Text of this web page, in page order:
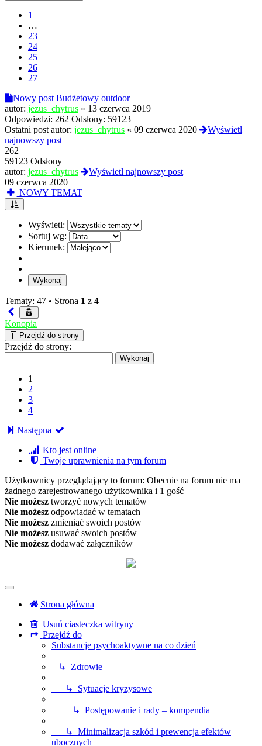
1
…
23
24
25
26
27
Nowy post Budżetowy outdoor
autor: jezus_chytrus » 13 czerwca 2019
Odpowiedzi: 262 Odsłony: 59123
Ostatni post autor: jezus_chytrus « 09 czerwca 2020
Wyświetl
najnowszy post
262
59123 Odsłony
autor: jezus_chytrus
Wyświetl najnowszy post
09 czerwca 2020
NOWY TEMAT
Wyświetl:
Sortuj wg:
Kierunek:
Tematy: 47 • Strona 1 z 4
Konopia
Przejdź do strony
Przejdź do strony:
1
2
3
4
Następna
Kto jest online
Twoje uprawnienia na tym forum
Użytkownicy przeglądający to forum: Obecnie na forum nie ma
żadnego zarejestrowanego użytkownika i 1 gość
Nie możesz tworzyć nowych tematów
Nie możesz odpowiadać w tematach
Nie możesz zmieniać swoich postów
Nie możesz usuwać swoich postów
Nie możesz dodawać załączników
Strona główna
Usuń ciasteczka witryny
Przejdź do
Substancje psychoaktywne na co dzień
↳ Zdrowie
↳ Sytuacje kryzysowe
↳ Postępowanie i rady – kompendia
↳ Minimalizacja szkód i prewencja efektów
ubocznych